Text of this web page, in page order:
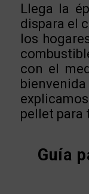
Llega la
dispara el
los
con el
pellet para
Guía